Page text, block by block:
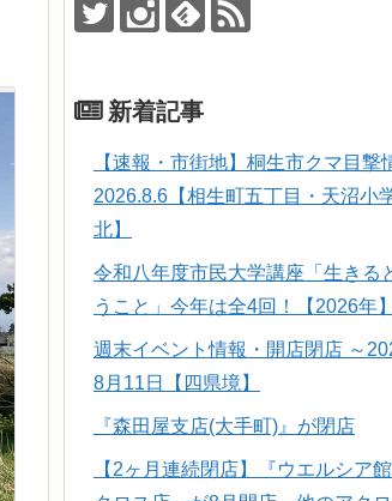
新着記事
【速報・市街地】桐生市クマ目撃
2026.8.6【相生町五丁目・天沼小
北】
令和八年度市民大学講座「生きる
うこと」今年は全4回！【2026年】
週末イベント情報・開店閉店 ～
8月11日【四県境】
『森田屋支店(大手町)』が閉店
【2ヶ月連続閉店】『ウエルシア